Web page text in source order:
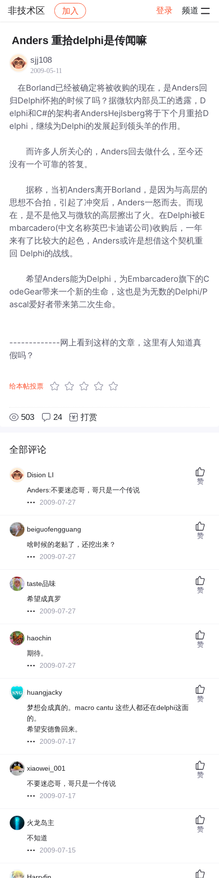
非技术区 加入 登录 频道
社区 非技术区 帖子详情
Anders 重拾delphi是传闻嘛
sjj108
2009-05-11
在Borland已经被确定将被收购的现在，是Anders回
归Delphi怀抱的时候了吗？据微软内部员工的透露，D
elphi和C#的架构者AndersHejlsberg将于下个月重拾D
elphi，继续为Delphi的发展起到领头羊的作用。
而许多人所关心的，Anders回去做什么，至今还
没有一个可靠的答复。
据称，当初Anders离开Borland，是因为与高层的
思想不合拍，引起了冲突后，Anders一怒而去。而现
在，是不是他又与微软的高层擦出了火。在Delphi被E
mbarcadero(中文名称英巴卡迪诺公司)收购后，一年
来有了比较大的起色，Anders或许是想借这个契机重
回 Delphi的战线。
希望Anders能为Delphi，为Embarcadero旗下的C
odeGear带来一个新的生命，这也是为无数的Delphi/P
ascal爱好者带来第二次生命。
-------------网上看到这样的文章，这里有人知道真
假吗？
给本帖投票
503 24 打赏
全部评论
Dision LI
Anders:不要迷恋哥，哥只是一个传说
2009-07-27
赞
beiguofengguang
啥时候的老贴了，还挖出来？
2009-07-27
赞
taste品味
希望成真罗
2009-07-27
赞
haochin
期待。
2009-07-27
赞
huangjacky
梦想会成真的。macro cantu 这些人都还在delphi这面
的。
希望安德鲁回来。
2009-07-17
赞
xiaowei_001
不要迷恋哥，哥只是一个传说
2009-07-17
赞
火龙岛主
不知道
2009-07-15
赞